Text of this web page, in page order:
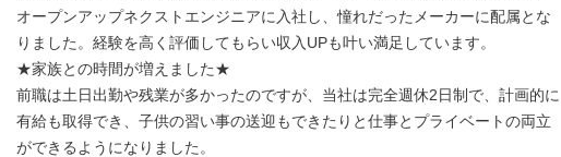
オープンアップネクストエンジニアに入社し、憧れだったメーカーに配属とな
りました。経験を高く評価してもらい収入UPも叶い満足しています。
★家族との時間が増えました★
前職は土日出勤や残業が多かったのですが、当社は完全週休2日制で、計画的に
有給も取得でき、子供の習い事の送迎もできたりと仕事とプライベートの両立
ができるようになりました。